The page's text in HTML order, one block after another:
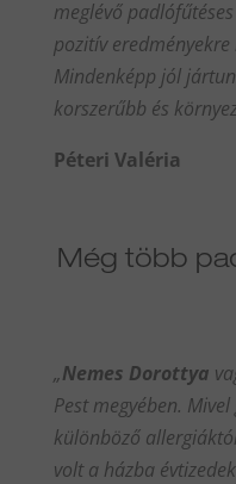
meglévő
pozitív
Mindenképp jól
korszerűbb és
Péteri Valéria
Még több
„Nemes Dorottya
Pest megyében.
különböző
volt a házba